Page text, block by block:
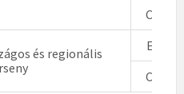
Csapat
és regionális
Egyéni
Csapat